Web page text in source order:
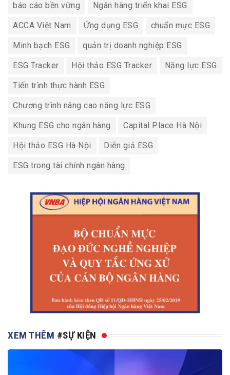
báo cáo bền vững Ngân hàng triển khai ESG
ACCA Việt Nam Ứng dụng ESG chuẩn mực ESG
Minh bạch ESG quản trị doanh nghiệp ESG
ESG Tracker Hội thảo ESG Tracker Năng lực ESG
Tiến trình thực hành ESG
Chương trình nâng cao năng lực ESG
Khung ESG cho ngân hàng Capital Place Hà Nội
Hội thảo ESG Hà Nội Diễn giả ESG
ESG trong tài chính ngân hàng
XEM THÊM #SỰ KIỆN